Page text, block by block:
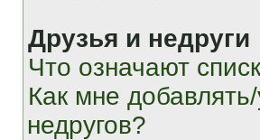
Друзья и недруги
Что означают
Как мне
недругов?